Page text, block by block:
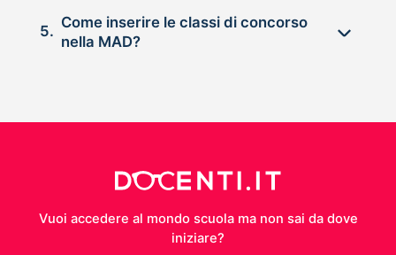
5.
Come inserire le classi di concorso
nella MAD?
Vuoi accedere al mondo scuola ma non sai da dove
iniziare?